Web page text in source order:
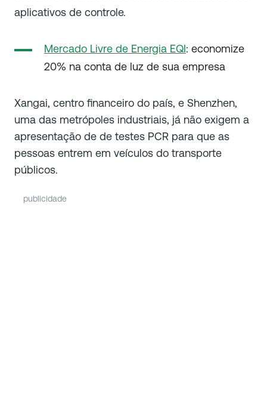
aplicativos de controle.
Mercado Livre de Energia EQI: economize
20% na conta de luz de sua empresa
Xangai, centro financeiro do país, e Shenzhen,
uma das metrópoles industriais, já não exigem a
apresentação de de testes PCR para que as
pessoas entrem em veículos do transporte
públicos.
publicidade